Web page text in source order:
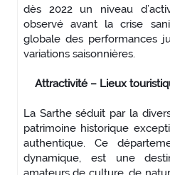
dès 2022 un niveau
observé avant la crise
globale des performances
variations saisonnières.
Attractivité – Lieux
La Sarthe séduit par la
patrimoine historique
authentique. Ce
dynamique, est une